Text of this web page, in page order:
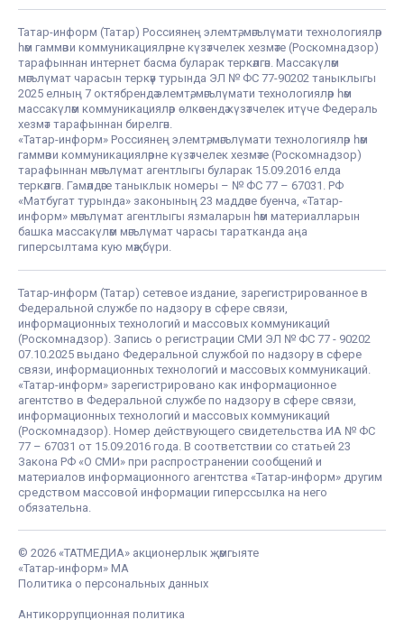
Татар-информ (Татар) Россиянең элемтә, мәгълүмати технологияләр
һәм гаммәви коммуникацияләрне күзәтчелек хезмәте (Роскомнадзор)
тарафыннан интернет басма буларак теркәлгән. Массакүләм
мәгълүмат чарасын теркәү турында ЭЛ № ФС 77-90202 таныклыгы
2025 елның 7 октябрендә элемтә, мәгълүмати технологияләр һәм
массакүләм коммуникацияләр өлкәсендә күзәтчелек итүче Федераль
хезмәт тарафыннан бирелгән.
«Татар-информ» Россиянең элемтә, мәгълүмати технологияләр һәм
гаммәви коммуникацияләрне күзәтчелек хезмәте (Роскомнадзор)
тарафыннан мәгълүмат агентлыгы буларак 15.09.2016 елда
теркәлгән. Гамәлдәге таныклык номеры – № ФС 77 – 67031. РФ
«Матбугат турында» законының 23 маддәсе буенча, «Татар-
информ» мәгълүмат агентлыгы язмаларын һәм материалларын
башка массакүләм мәгълүмат чарасы таратканда аңа
гиперсылтама кую мәҗбүри.
Татар-информ (Татар) сетевое издание, зарегистрированное в
Федеральной службе по надзору в сфере связи,
информационных технологий и массовых коммуникаций
(Роскомнадзор). Запись о регистрации СМИ ЭЛ № ФС 77 - 90202
07.10.2025 выдано Федеральной службой по надзору в сфере
связи, информационных технологий и массовых коммуникаций.
«Татар-информ» зарегистрировано как информационное
агентство в Федеральной службе по надзору в сфере связи,
информационных технологий и массовых коммуникаций
(Роскомнадзор). Номер действующего свидетельства ИА № ФС
77 – 67031 от 15.09.2016 года. В соответствии со статьей 23
Закона РФ «О СМИ» при распространении сообщений и
материалов информационного агентства «Татар-информ» другим
средством массовой информации гиперссылка на него
обязательна.
© 2026 «ТАТМЕДИА» акционерлык җәмгыяте
«Татар-информ» МА
Политика о персональных данных
Антикоррупционная политика